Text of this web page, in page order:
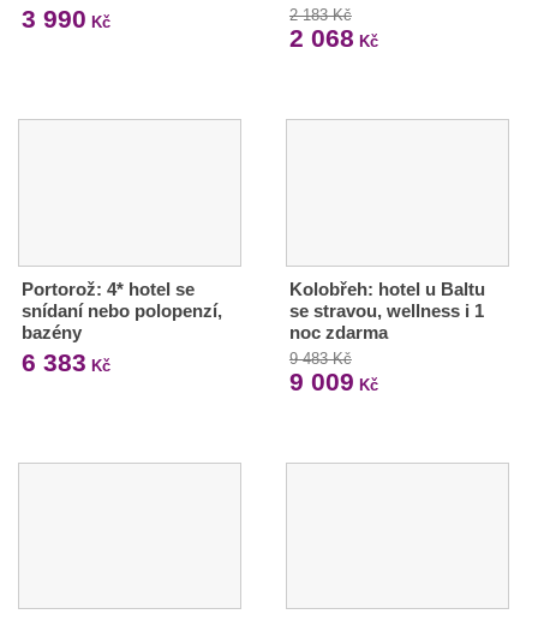
3 990 Kč 2 183 Kč
2 068 Kč
Portorož: 4* hotel se
snídaní nebo polopenzí,
bazény
6 383 Kč
Kolobřeh: hotel u Baltu
se stravou, wellness i 1
noc zdarma
9 483 Kč
9 009 Kč